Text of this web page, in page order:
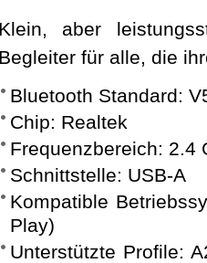
Klein, aber
Begleiter für alle, die
Bluetooth Standard:
Chip: Realtek
Frequenzbereich: 2.4
Schnittstelle: USB-A
Kompatible
Play)
Unterstützte Profile: